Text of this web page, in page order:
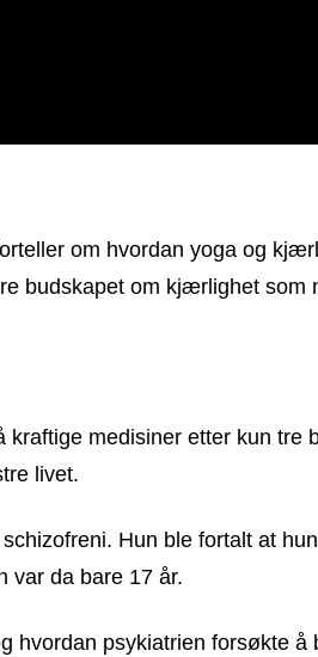
om hvordan yoga og
budskapet om kjærlighet som
medisiner etter kun tre
livet.
Hun ble fortalt at
var da bare 17 år.
hvordan psykiatrien forsøkte